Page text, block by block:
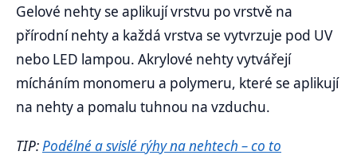
Gelové nehty se aplikují vrstvu po vrstvě na
přírodní nehty a každá vrstva se vytvrzuje pod UV
nebo LED lampou. Akrylové nehty vytvářejí
mícháním monomeru a polymeru, které se aplikují
na nehty a pomalu tuhnou na vzduchu.
TIP:Podélné a svislé rýhy na nehtech – co to